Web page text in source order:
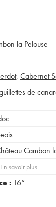
la Pelouse
, Cabernet
de
Cambon
En savoir plus...
: 16°